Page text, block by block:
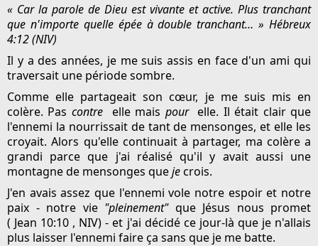
« Car la parole de Dieu est vivante et active. Plus tranchant
que n'importe quelle épée à double tranchant… » Hébreux
4:12 (NIV)
Il y a des années, je me suis assis en face d'un ami qui
traversait une période sombre.
Comme elle partageait son cœur, je me suis mis en
colère. Pas contre elle mais pour elle. Il était clair que
l'ennemi la nourrissait de tant de mensonges, et elle les
croyait. Alors qu'elle continuait à partager, ma colère a
grandi parce que j'ai réalisé qu'il y avait aussi une
montagne de mensonges quejecrois.
J'en avais assez que l'ennemi vole notre espoir et notre
paix - notre vie "pleinement"que Jésus nous promet
( Jean 10:10 , NIV) - et j'ai décidé ce jour-là que je n'allais
plus laisser l'ennemi faire ça sans que je me batte.